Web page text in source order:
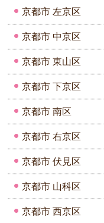
京都市 左京区
京都市 中京区
京都市 東山区
京都市 下京区
京都市 南区
京都市 右京区
京都市 伏見区
京都市 山科区
京都市 西京区